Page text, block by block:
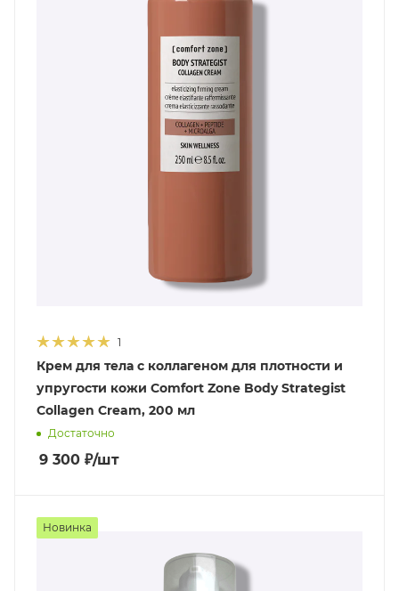
1
Крем для тела с коллагеном для плотности и
упругости кожи Comfort Zone Body Strategist
Collagen Cream, 200 мл
Достаточно
9 300 ₽/шт
Новинка